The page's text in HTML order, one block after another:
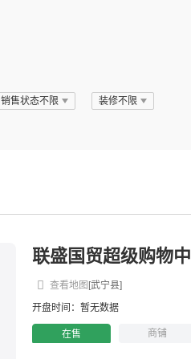
销售状态不限 装修不限
联盛国贸超级购物
[武宁县]
查看地图
开盘时间：暂无数据
在售 商铺